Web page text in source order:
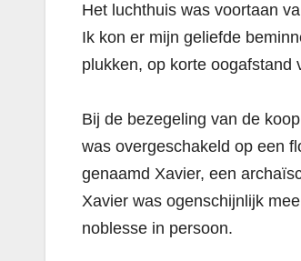
Het luchthuis was voortaan
Ik kon er mijn geliefde
plukken, op korte oogafstand
Bij de bezegeling van de
was overgeschakeld op een
genaamd Xavier, een
Xavier was ogenschijnlijk
noblesse in persoon.